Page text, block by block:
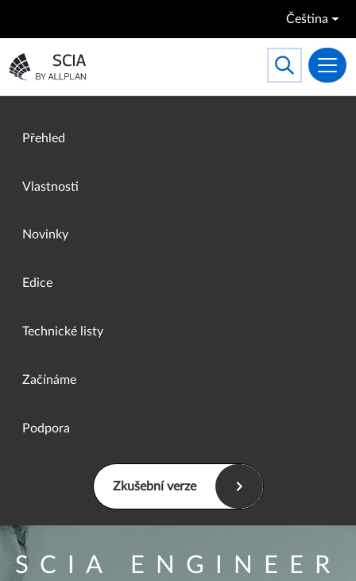
Čeština
Přejít na domovskou stránku
Toggle
Search
Přehled
Vlastnosti
Novinky
Edice
Technické listy
Začínáme
Podpora
Zkušební verze
SCIA ENGINEER